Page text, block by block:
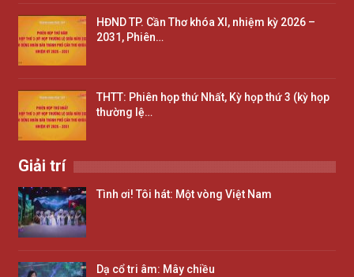
HĐND TP. Cần Thơ khóa XI, nhiệm kỳ 2026 –
2031, Phiên…
THTT: Phiên họp thứ Nhất, Kỳ họp thứ 3 (kỳ họp
thường lệ…
Giải trí
Tình ơi! Tôi hát: Một vòng Việt Nam
Dạ cổ tri âm: Mây chiều